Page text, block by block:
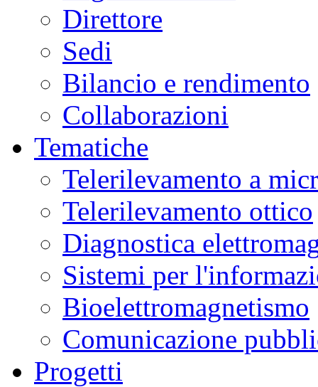
Direttore
Sedi
Bilancio e rendimento
Collaborazioni
Tematiche
Telerilevamento a
Telerilevamento ottico
Diagnostica
Sistemi per
Bioelettromagnetismo
Comunicazione
Progetti